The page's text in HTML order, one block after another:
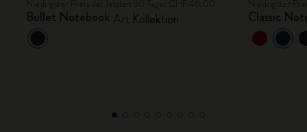
Bullet Notebook Art Kollektion Classic